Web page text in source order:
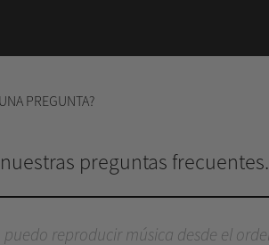
PREGUNTA?
preguntas frecuentes.